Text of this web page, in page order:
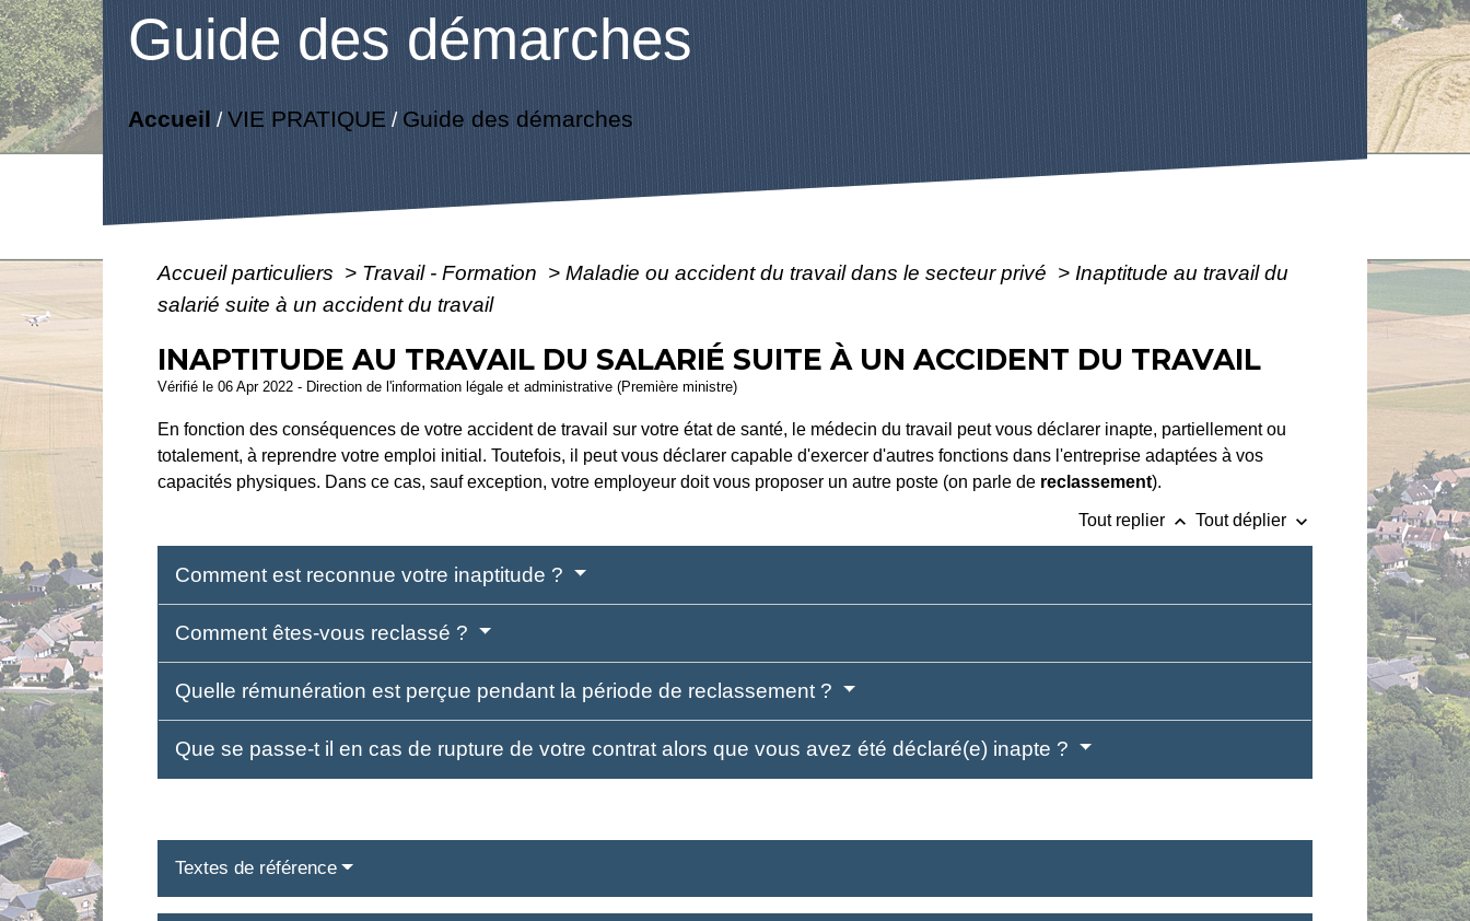
Guide des démarches
Accueil /VIE PRATIQUE/ Guide des démarches
Accueil particuliers > Travail - Formation > Maladie ou accident du travail dans le secteur privé > Inaptitude au travail du
salarié suite à un accident du travail
INAPTITUDE AU TRAVAIL DU SALARIÉ SUITE À UN ACCIDENT DU TRAVAIL
Vérifié le 06 Apr 2022 - Direction de l'information légale et administrative (Première ministre)
En fonction des conséquences de votre accident de travail sur votre état de santé, le médecin du travail peut vous déclarer inapte, partiellement ou
totalement, à reprendre votre emploi initial. Toutefois, il peut vous déclarer capable d'exercer d'autres fonctions dans l'entreprise adaptées à vos
capacités physiques. Dans ce cas, sauf exception, votre employeur doit vous proposer un autre poste (on parle de reclassement).
Tout replier keyboard_arrow_up Tout déplier keyboard_arrow_down
Comment est reconnue votre inaptitude ?
Comment êtes-vous reclassé ?
Quelle rémunération est perçue pendant la période de reclassement ?
Que se passe-t il en cas de rupture de votre contrat alors que vous avez été déclaré(e) inapte ?
Textes de référence